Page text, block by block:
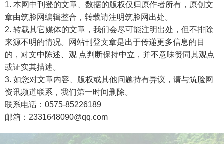
1. 本网中刊登的文章、数据的版权仅归原作者所有，原创文
章由筑脸网编辑整合，转载请注明筑脸网出处。
2. 转载其它媒体的文章，我们会尽可能注明出处，但不排除
来源不明的情况。网站刊登文章是出于传递更多信息的目
的，对文中陈述、观 点判断保持中立，并不意味赞同其观点
或证实其描述。
3. 如您对文章内容、版权或其他问题持有异议，请与筑脸网
资讯频道联系，我们第一时间删除。
联系电话：0575-85226189
邮箱：2331648090@qq.com